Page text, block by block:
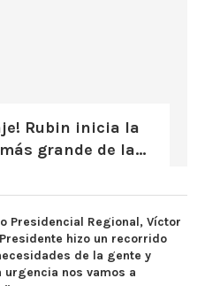
Rubin inicia la
grande de la...
Presidencial Regional, Víctor
Presidente hizo un recorrido
de la gente y
urgencia nos vamos a